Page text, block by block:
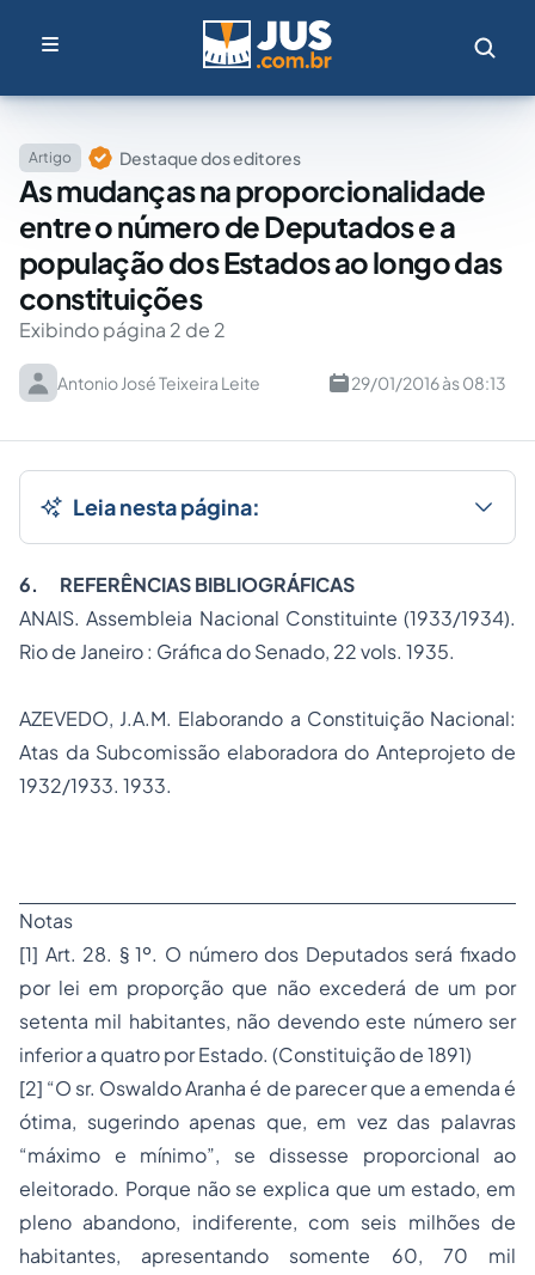
Artigo Destaque dos editores
As mudanças na proporcionalidade
entre o número de Deputados e a
população dos Estados ao longo das
constituições
Exibindo página 2 de 2
Antonio José Teixeira Leite 29/01/2016 às 08:13
Leia nesta página:
6. REFERÊNCIAS BIBLIOGRÁFICAS
ANAIS. Assembleia Nacional Constituinte (1933/1934).
Rio de Janeiro : Gráfica do Senado, 22 vols. 1935.
AZEVEDO, J.A.M. Elaborando a Constituição Nacional:
Atas da Subcomissão elaboradora do Anteprojeto de
1932/1933. 1933.
Notas
[1] Art. 28. § 1º. O número dos Deputados será fixado
por lei em proporção que não excederá de um por
setenta mil habitantes, não devendo este número ser
inferior a quatro por Estado. (Constituição de 1891)
[2] “O sr. Oswaldo Aranha é de parecer que a emenda é
ótima, sugerindo apenas que, em vez das palavras
“máximo e mínimo”, se dissesse proporcional ao
eleitorado. Porque não se explica que um estado, em
pleno abandono, indiferente, com seis milhões de
habitantes, apresentando somente 60, 70 mil